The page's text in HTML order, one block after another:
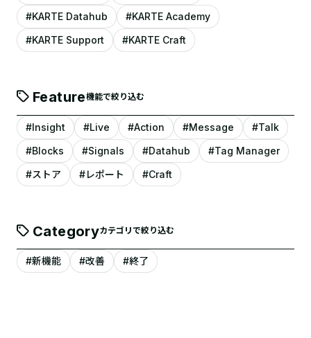
#KARTE Datahub
#KARTE Academy
#KARTE Support
#KARTE Craft
Feature機能で絞り込む
#Insight #Live #Action #Message
#Talk
#Blocks
#Signals #Datahub
#Tag Manager
#ストア
#レポート #Craft
Categoryカテゴリで絞り込む
#新機能 #改善 #終了